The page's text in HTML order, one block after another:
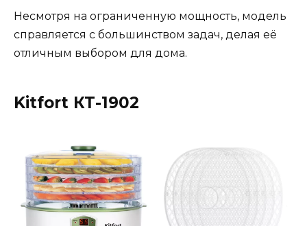
Несмотря на ограниченную мощность, модель
справляется с большинством задач, делая её
отличным выбором для дома.
Kitfort КТ-1902